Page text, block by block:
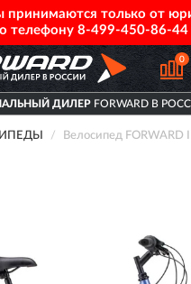
принимаются только от
телефону 8-499-450-86-44
0
ДИЛЕРFORWARD В
Велосипед FORWARD